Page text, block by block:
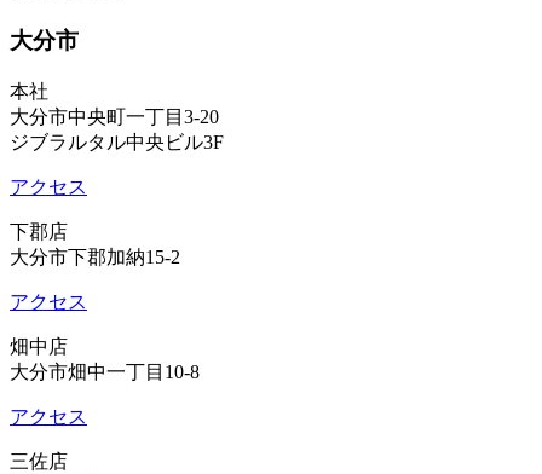
大分市
本社
大分市中央町一丁目3-20
ジブラルタル中央ビル3F
アクセス
下郡店
大分市下郡加納15-2
アクセス
畑中店
大分市畑中一丁目10-8
アクセス
三佐店